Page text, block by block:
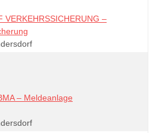
VERKEHRSSICHERUNG –
– Meldeanlage